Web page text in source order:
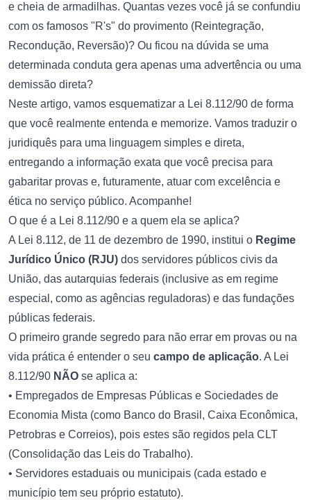
e cheia de armadilhas. Quantas vezes você já se confundiu
com os famosos "R's" do provimento (Reintegração,
Recondução, Reversão)? Ou ficou na dúvida se uma
determinada conduta gera apenas uma advertência ou uma
demissão direta?
Neste artigo, vamos esquematizar a Lei 8.112/90 de forma
que você realmente entenda e memorize. Vamos traduzir o
juridiquês para uma linguagem simples e direta,
entregando a informação exata que você precisa para
gabaritar provas e, futuramente, atuar com excelência e
ética no serviço público. Acompanhe!
O que é a Lei 8.112/90 e a quem ela se aplica?
A Lei 8.112, de 11 de dezembro de 1990, institui o Regime
Jurídico Único (RJU) dos servidores públicos civis da
União, das autarquias federais (inclusive as em regime
especial, como as agências reguladoras) e das fundações
públicas federais.
O primeiro grande segredo para não errar em provas ou na
vida prática é entender o seu campo de aplicação. A Lei
8.112/90 NÃO se aplica a:
• Empregados de Empresas Públicas e Sociedades de
Economia Mista (como Banco do Brasil, Caixa Econômica,
Petrobras e Correios), pois estes são regidos pela CLT
(Consolidação das Leis do Trabalho).
• Servidores estaduais ou municipais (cada estado e
município tem seu próprio estatuto).